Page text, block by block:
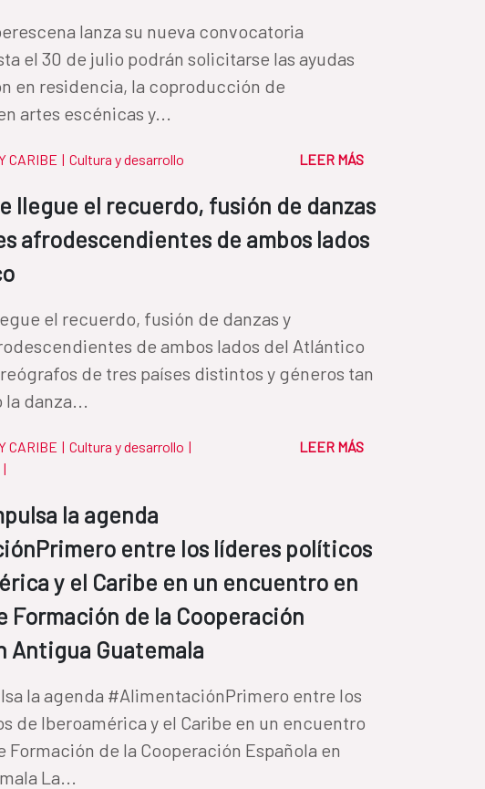
lanza su nueva convocatoria
el 30 de julio podrán solicitarse las ayudas
en residencia, la coproducción de
artes escénicas y...
CARIBE | Cultura y desarrollo LEER MÁS
llegue el recuerdo, fusión de danzas
afrodescendientes de ambos lados
el recuerdo, fusión de danzas y
de ambos lados del Atlántico
de tres países distintos y géneros tan
danza...
CARIBE | Cultura y desarrollo |
|
LEER MÁS
la agenda
entre los líderes políticos
y el Caribe en un encuentro en
Formación de la Cooperación
Antigua Guatemala
la agenda #AlimentaciónPrimero entre los
de Iberoamérica y el Caribe en un encuentro
Formación de la Cooperación Española en
La...